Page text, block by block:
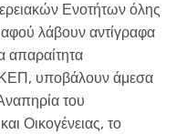
Ενοτήτων όλης
λάβουν αντίγραφα
απαραίτητα
ΚΕΠ, υποβάλουν άμεσα
του
Οικογένειας, το